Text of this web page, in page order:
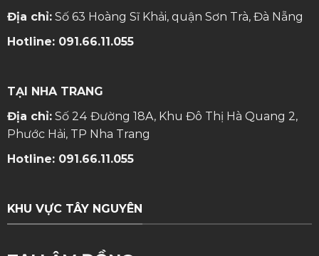
Địa chỉ:Số 63 Hoàng Sĩ Khải, quận Sơn Trà, Đà Nẵng
Hotline: 091.66.11.055
TẠI NHA TRANG
Địa chỉ:Số 24 Đường 18A, Khu Đô Thị Hà Quang 2,
Phước Hải, TP Nha Trang
Hotline: 091.66.11.055
KHU VỰC TÂY NGUYÊN